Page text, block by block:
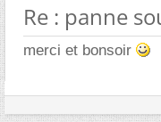
Re : panne
merci et bonsoir